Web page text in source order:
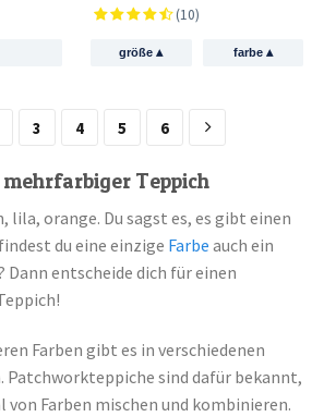
(10)
größe▴ farbe ▴
3 4 5 6
Teppich
lila, orange. Du sagst es, es gibt einen
du eine einzige Farbe auch ein
Dann entscheide dich für einen
Farben gibt es in verschiedenen
Patchworkteppiche sind dafür bekannt,
von Farben mischen und kombinieren.